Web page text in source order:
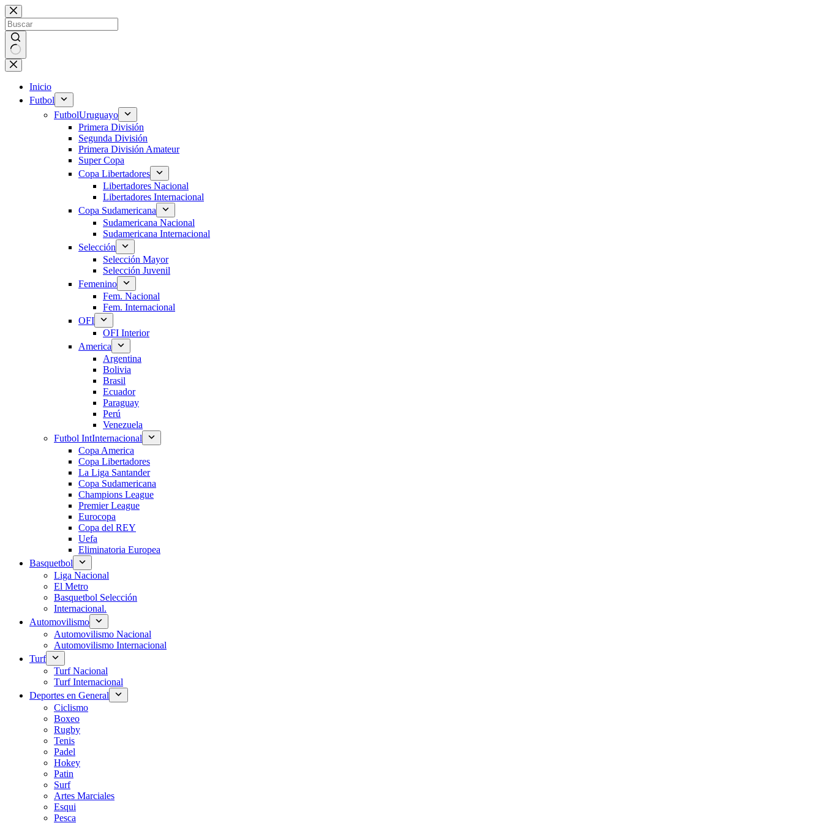
Saltar
al
contenido
Sin
resultados
Inicio
Futbol
FutbolUruguayo
Primera División
Segunda División
Primera División Amateur
Super Copa
Copa Libertadores
Libertadores Nacional
Libertadores Internacional
Copa Sudamericana
Sudamericana Nacional
Sudamericana Internacional
Selección
Selección Mayor
Selección Juvenil
Femenino
Fem. Nacional
Fem. Internacional
OFI
OFI Interior
America
Argentina
Bolivia
Brasil
Ecuador
Paraguay
Perú
Venezuela
Futbol IntInternacional
Copa America
Copa Libertadores
La Liga Santander
Copa Sudamericana
Champions League
Premier League
Eurocopa
Copa del REY
Uefa
Eliminatoria Europea
Basquetbol
Liga Nacional
El Metro
Basquetbol Selección
Internacional.
Automovilismo
Automovilismo Nacional
Automovilismo Internacional
Turf
Turf Nacional
Turf Internacional
Deportes en General
Ciclismo
Boxeo
Rugby
Tenis
Padel
Hokey
Patin
Surf
Artes Marciales
Esqui
Pesca